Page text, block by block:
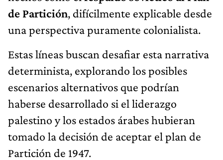
de Partición, difícilmente explicable desde
una perspectiva puramente colonialista.
Estas líneas buscan desafiar esta narrativa
determinista, explorando los posibles
escenarios alternativos que podrían
haberse desarrollado si el liderazgo
palestino y los estados árabes hubieran
tomado la decisión de aceptar el plan de
Partición de 1947.